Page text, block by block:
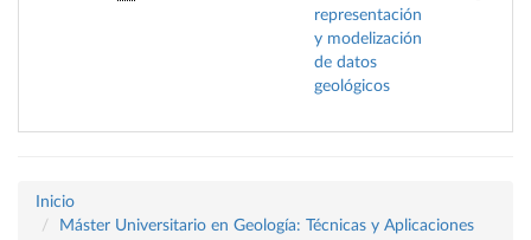
representación
y modelización
de datos
geológicos
Inicio
Máster Universitario en Geología: Técnicas y Aplicaciones